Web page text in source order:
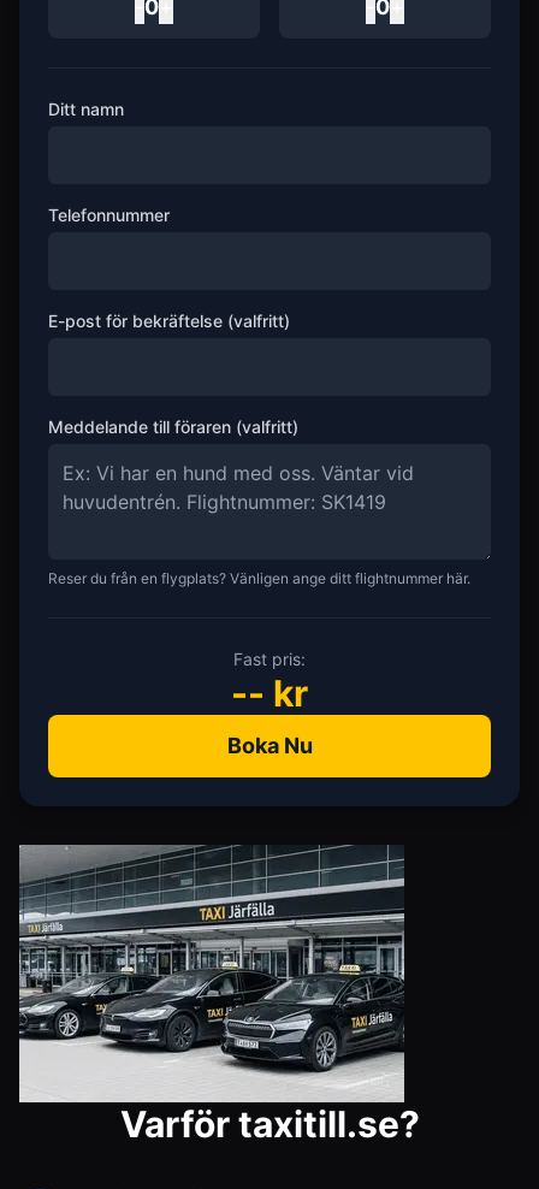
0 0
Ditt namn
Telefonnummer
E-post för bekräftelse (valfritt)
Meddelande till föraren (valfritt)
Reser du från en flygplats? Vänligen ange ditt flightnummer här.
Fast pris:
-- kr
Boka Nu
Varför taxitill.se?